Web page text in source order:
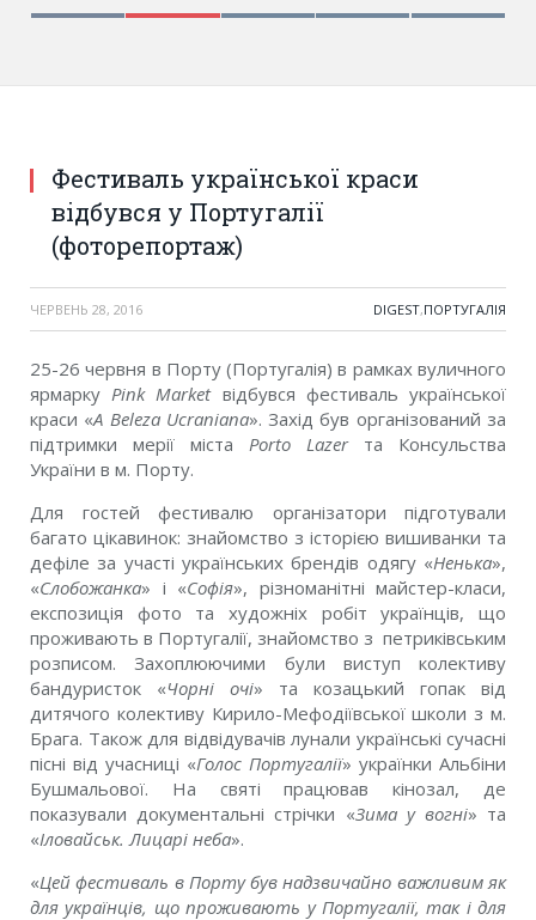
Фестиваль української краси
відбувся у Португалії
(фоторепортаж)
ЧЕРВЕНЬ 28, 2016 DIGEST,ПОРТУГАЛІЯ
25-26 червня в Порту (Португалія) в рамках вуличного
ярмаркуPink Marketвідбувся фестиваль української
краси «A Beleza Ucraniana». Захід був організований за
підтримки мерії міста Porto Lazerта Консульства
України в м. Порту.
Для гостей фестивалю організатори підготували
багато цікавинок: знайомство з історією вишиванки та
дефіле за участі українських брендів одягу «Ненька»,
«Слобожанка» і «Софія», різноманітні майстер-класи,
експозиція фото та художніх робіт українців, що
проживають в Португалії, знайомство з петриківським
розписом. Захоплюючими були виступ колективу
бандуристок «Чорні очі» та козацький гопак від
дитячого колективу Кирило-Мефодіївської школи з м.
Брага. Також для відвідувачів лунали українські сучасні
пісні від учасниці «Голос Португалії» українки Альбіни
Бушмальової. На святі працював кінозал, де
показували документальні стрічки «Зима у вогні» та
«Іловайськ. Лицарі неба».
«Цей фестиваль в Порту був надзвичайно важливим як
для українців, що проживають у Португалії, так і для